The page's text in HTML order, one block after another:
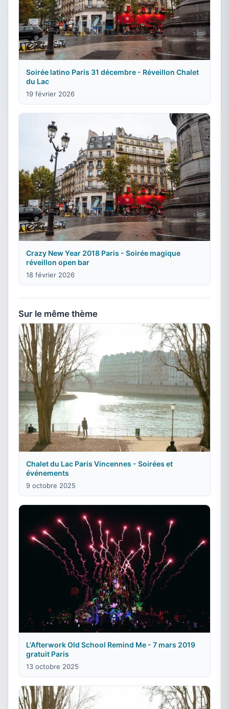
Soirée latino Paris 31 décembre - Réveillon Chalet
du Lac
19 février 2026
Crazy New Year 2018 Paris - Soirée magique
réveillon open bar
18 février 2026
Sur le même thème
Chalet du Lac Paris Vincennes - Soirées et
événements
9 octobre 2025
L'Afterwork Old School Remind Me - 7 mars 2019
gratuit Paris
13 octobre 2025